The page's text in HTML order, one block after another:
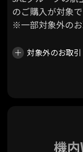
のご購入が対象で
※一部対象外のお
対象外のお取引
機